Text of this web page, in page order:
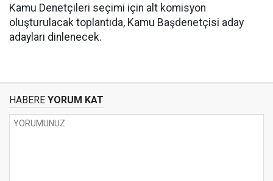
Kamu Denetçileri seçimi için alt komisyon
oluşturulacak toplantıda, Kamu Başdenetçisi aday
adayları dinlenecek.
HABERE YORUM KAT